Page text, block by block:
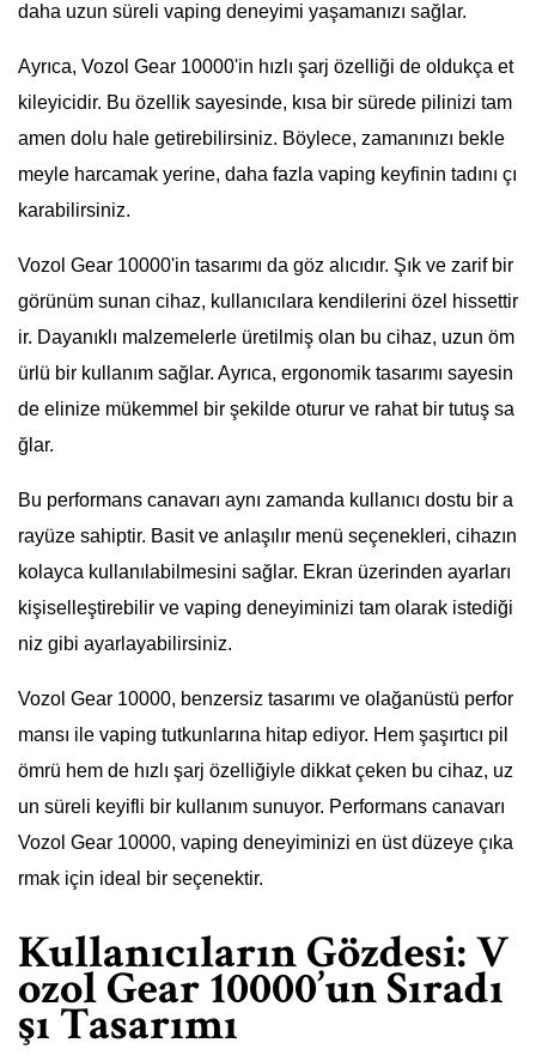
daha uzun süreli vaping deneyimi yaşamanızı sağlar.
Ayrıca, Vozol Gear 10000'in hızlı şarj özelliği de oldukça et
kileyicidir. Bu özellik sayesinde, kısa bir sürede pilinizi tam
amen dolu hale getirebilirsiniz. Böylece, zamanınızı bekle
meyle harcamak yerine, daha fazla vaping keyfinin tadını çı
karabilirsiniz.
Vozol Gear 10000'in tasarımı da göz alıcıdır. Şık ve zarif bir
görünüm sunan cihaz, kullanıcılara kendilerini özel hissettir
ir. Dayanıklı malzemelerle üretilmiş olan bu cihaz, uzun öm
ürlü bir kullanım sağlar. Ayrıca, ergonomik tasarımı sayesin
de elinize mükemmel bir şekilde oturur ve rahat bir tutuş sa
ğlar.
Bu performans canavarı aynı zamanda kullanıcı dostu bir a
rayüze sahiptir. Basit ve anlaşılır menü seçenekleri, cihazın
kolayca kullanılabilmesini sağlar. Ekran üzerinden ayarları
kişiselleştirebilir ve vaping deneyiminizi tam olarak istediği
niz gibi ayarlayabilirsiniz.
Vozol Gear 10000, benzersiz tasarımı ve olağanüstü perfor
mansı ile vaping tutkunlarına hitap ediyor. Hem şaşırtıcı pil
ömrü hem de hızlı şarj özelliğiyle dikkat çeken bu cihaz, uz
un süreli keyifli bir kullanım sunuyor. Performans canavarı
Vozol Gear 10000, vaping deneyiminizi en üst düzeye çıka
rmak için ideal bir seçenektir.
Kullanıcıların Gözdesi: V
ozol Gear 10000’un Sıradı
şı Tasarımı